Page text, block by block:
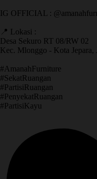
IG OFFICIAL :
📍 Lokasi :
Desa Sekuro RT 08/RW 02
Kec. Mlonggo - Kota Jepara,
​#AmanahFurniture
​#SekatRuangan
​#PartisiRuangan
​#PenyekatRuangan
​#PartisiKayu